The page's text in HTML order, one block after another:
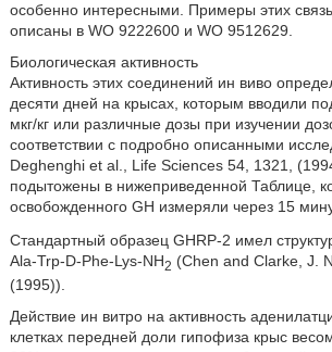
особенно интересными. Примеры этих
описаны в WO 9222600 и WO 9512629.
Биологическая активность
Активность этих соединений ин виво
десяти дней на крысах, которым вводили
мкг/кг или различные дозы при изучении
соответствии с подробно описанными
Deghenghi et al., Life Sciences 54, 1321,
подытожены в нижеприведенной Таблице,
освобожденного GH измеряли через 15
Стандартный образец GHRP-2 имел
Ala-Trp-D-Phe-Lys-NH2 (Chen and Clarke, J.
(1995)).
Действие ин витро на активность
клетках передней доли гипофиза крыс